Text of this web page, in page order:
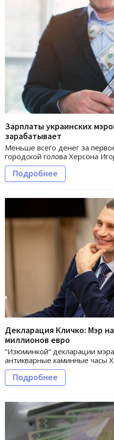
Зарплаты украинских
зарабатывает
Меньше всего денег за
городской голова Херсона
Подробнее
Декларация Кличко: Мэр
миллионов евро
“Изюминкой” декларации
антикварные каминные часы
Подробнее